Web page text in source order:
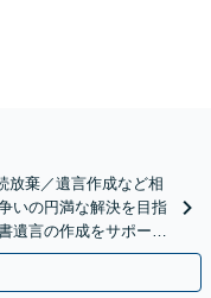
放棄／遺言作成など相
いの円満な解決を目指
遺言の作成をサポート